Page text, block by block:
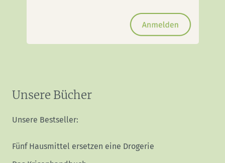
Unsere Bücher
Unsere Bestseller:
Fünf Hausmittel ersetzen eine Drogerie